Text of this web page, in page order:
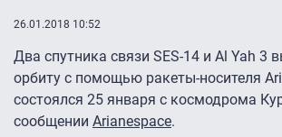
26.01.2018 10:52
Два спутника связи SES-14 и Al Yah 3
орбиту с помощью ракеты-носителя
состоялся 25 января с космодрома
сообщении Arianespace.